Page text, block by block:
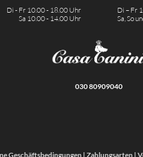
Di - Fr 10.00 - 18.00 Uhr
Sa 10.00 - 14.00 Uhr
Di – Fr
Sa, So
030 80909040
Geschäftsbedingungen | Zahlungsarten |